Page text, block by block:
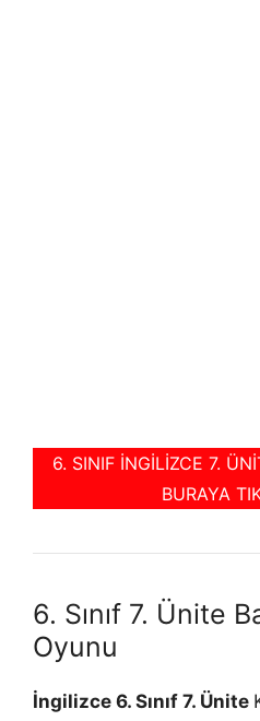
6. SINIF İNGİLİZCE 7.
BURAYA
6. Sınıf 7. Ünite
Oyunu
İngilizce 6. Sınıf 7. Ünite